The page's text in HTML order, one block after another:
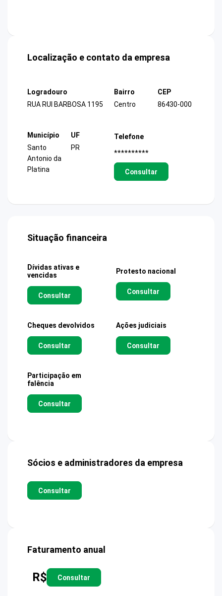
Localização e contato da empresa
Logradouro
RUA RUI BARBOSA 1195
Bairro
Centro
CEP
86430-000
Município
Santo
Antonio da
Platina
UF
PR
Telefone
**********
Consultar
Situação financeira
Dívidas ativas e
vencidas
Consultar
Protesto nacional
Consultar
Cheques devolvidos
Consultar
Ações judiciais
Consultar
Participação em
falência
Consultar
Sócios e administradores da empresa
Consultar
Faturamento anual
R$ Consultar